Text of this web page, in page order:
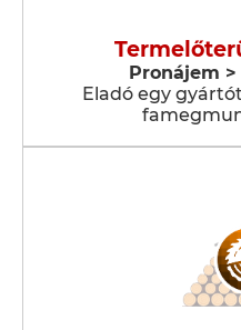
Pronájem
Eladó egy